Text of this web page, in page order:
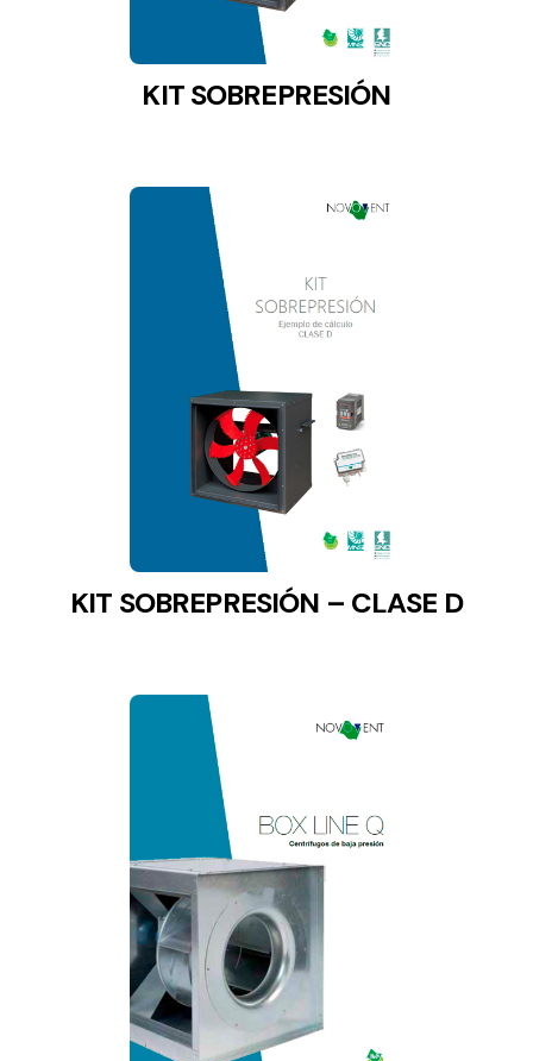
KIT SOBREPRESIÓN
KIT SOBREPRESIÓN – CLASE D